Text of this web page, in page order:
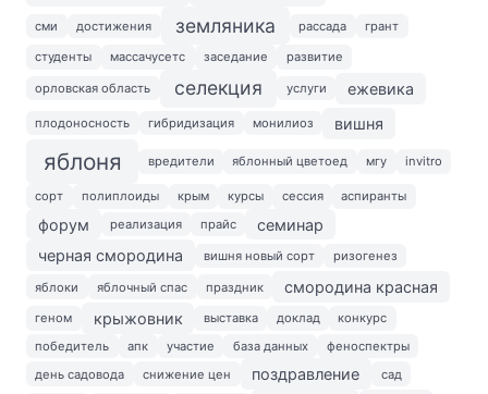
сми достижения земляника рассада грант
студенты массачусетс заседание развитие
орловская область селекция услуги ежевика
плодоносность гибридизация монилиоз вишня
яблоня вредители яблонный цветоед мгу invitro
сорт полиплоиды крым курсы сессия аспиранты
форум реализация прайс
семинар
черная смородина
вишня новый сорт ризогенез
яблоки яблочный спас праздник смородина красная
геном крыжовник выставка доклад
конкурс
победитель
апк участие база данных
феноспектры
день садовода
снижение цен поздравление сад